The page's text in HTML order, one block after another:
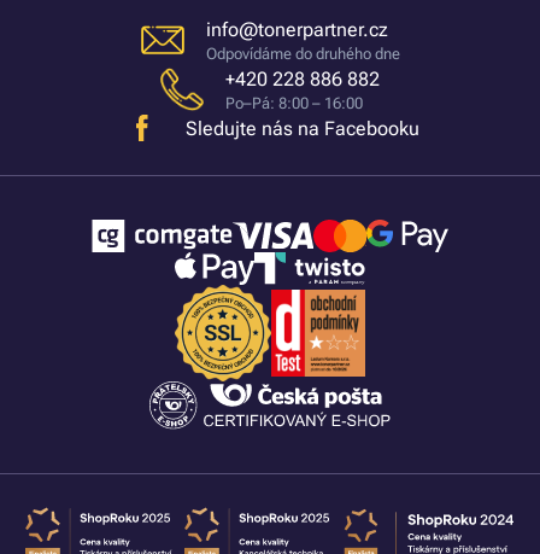
info@tonerpartner.cz
Odpovídáme do druhého dne
+420 228 886 882
Po–Pá: 8:00 – 16:00
Sledujte nás na Facebooku